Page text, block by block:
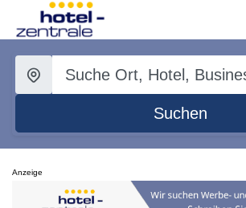
Suchen
Anzeige